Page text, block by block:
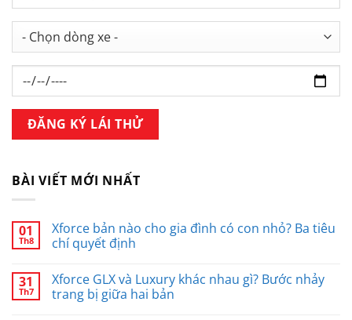
BÀI VIẾT MỚI NHẤT
01
Th8
Xforce bản nào cho gia đình có con nhỏ? Ba tiêu
chí quyết định
31
Th7
Xforce GLX và Luxury khác nhau gì? Bước nhảy
trang bị giữa hai bản